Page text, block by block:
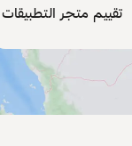
تقييم متجر التطبيقات